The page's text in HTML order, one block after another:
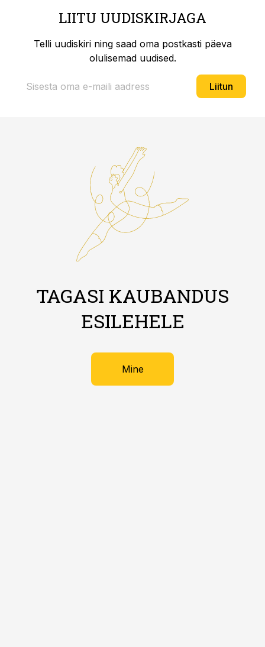
LIITU UUDISKIRJAGA
Telli uudiskiri ning saad oma postkasti päeva
olulisemad uudised.
Liitun
TAGASI KAUBANDUS
ESILEHELE
Mine